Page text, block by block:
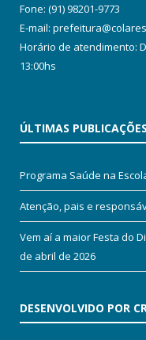
Fone: (91) 98201-9773
E-mail:
Horário de atendimento:
13:00hs
ÚLTIMAS PUBLICAÇÕES
Programa Saúde na
Atenção, pais e
Vem aí a maior Festa do
de abril de 2026
DESENVOLVIDO POR